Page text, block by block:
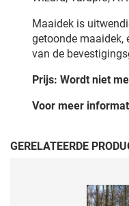
Maaidek is
getoonde maaidek,
van de
Prijs: Wordt niet
Voor meer
GERELATEERDE